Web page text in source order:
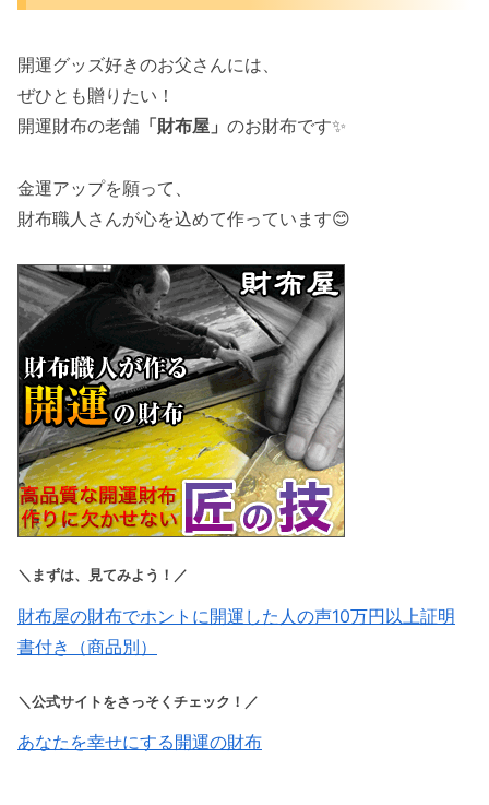
開運グッズ好きのお父さんには、
ぜひとも贈りたい！
開運財布の老舗 「財布屋」 のお財布です✨️
金運アップを願って、
財布職人さんが心を込めて作っています😊
＼まずは、見てみよう！／
財布屋の財布でホントに開運した人の声10万円以上証明
書付き（商品別）
＼公式サイトをさっそくチェック！／
あなたを幸せにする開運の財布